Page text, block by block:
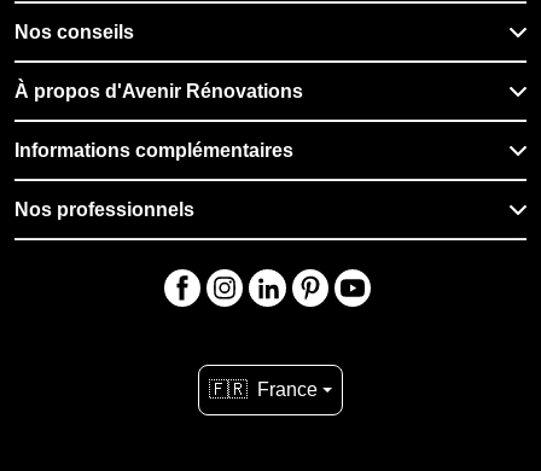
Nos conseils
À propos d'Avenir Rénovations
Informations complémentaires
Nos professionnels
🇫🇷 France